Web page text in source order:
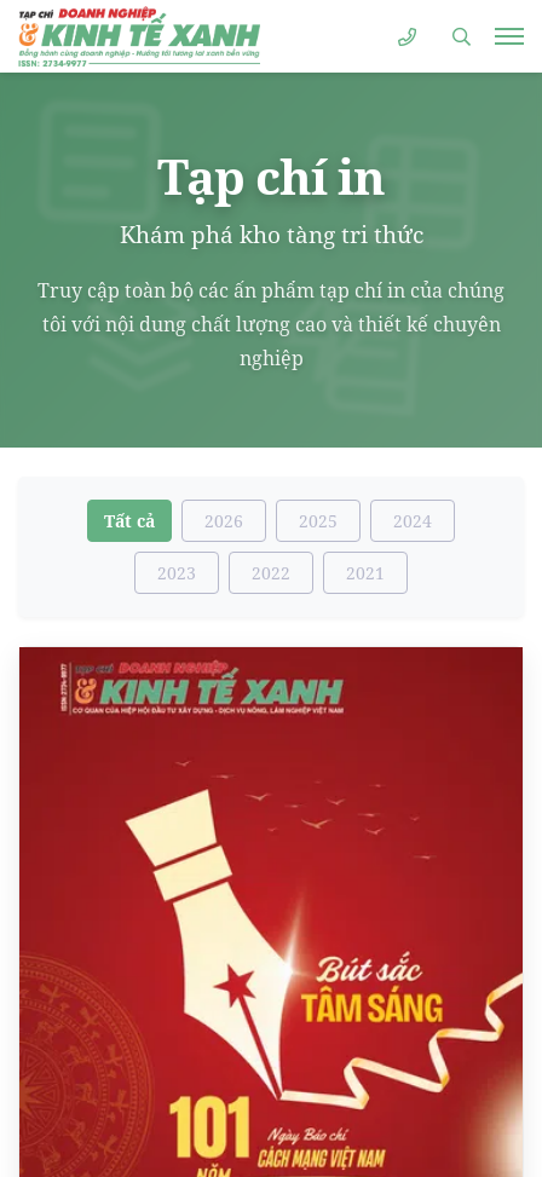
Tạp chí in
Khám phá kho tàng tri thức
Truy cập toàn bộ các ấn phẩm tạp chí in của chúng
tôi với nội dung chất lượng cao và thiết kế chuyên
nghiệp
Tất cả 2026 2025 2024
2023 2022 2021